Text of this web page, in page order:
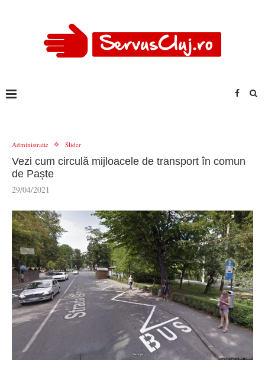
Administratie Slider
Vezi cum circulă mijloacele de transport în comun
de Paște
29/04/2021